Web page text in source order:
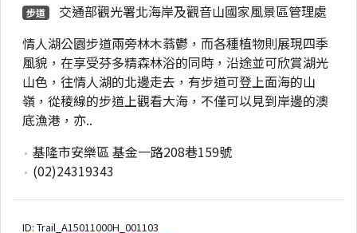
步道
交通部觀光署北海岸及觀音山國家風景區管理處
情人湖公園步道兩旁林木蓊鬱，而各種植物則展現四季
風貌，在享受芬多精森林浴的同時，沿途並可欣賞湖光
山色，往情人湖的北邊走去，有步道可登上面海的山
嶺，從稜線的步道上觀看大海，不僅可以見到岸邊的澳
底漁港，亦..
基隆市安樂區 基金一路208巷159號
(02)24319343
ID: Trail_A15011000H_001103